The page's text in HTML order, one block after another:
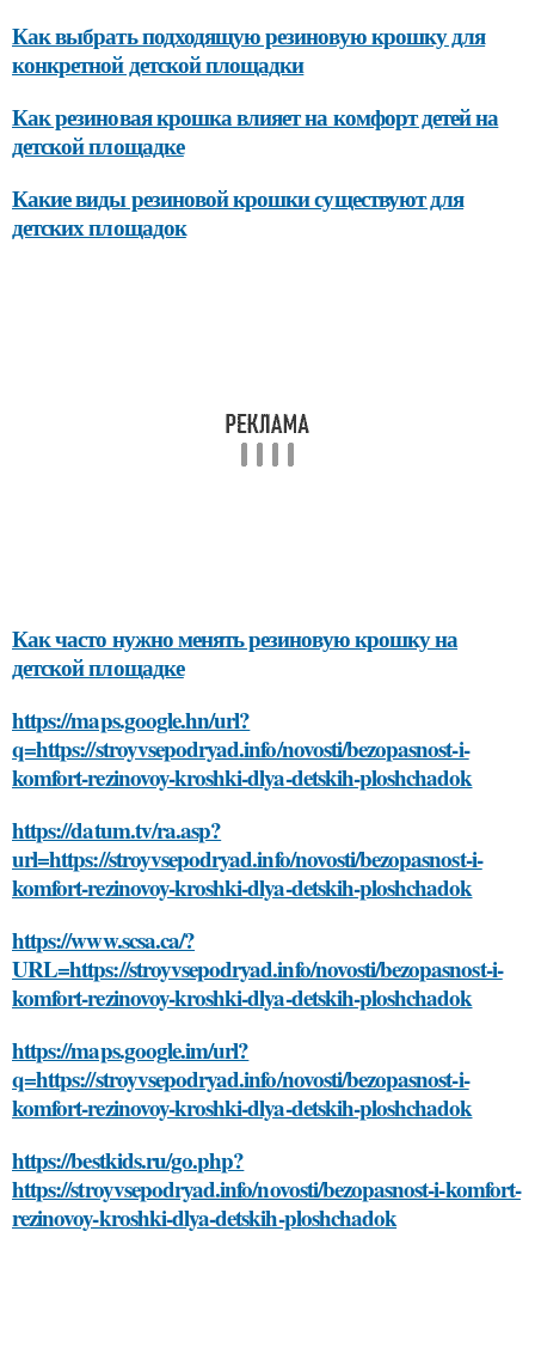
Как выбрать подходящую резиновую крошку для
конкретной детской площадки
Как резиновая крошка влияет на комфорт детей на
детской площадке
Какие виды резиновой крошки существуют для
детских площадок
Как часто нужно менять резиновую крошку на
детской площадке
https://maps.google.hn/url?
q=https://stroyvsepodryad.info/novosti/bezopasnost-i-
komfort-rezinovoy-kroshki-dlya-detskih-ploshchadok
https://datum.tv/ra.asp?
url=https://stroyvsepodryad.info/novosti/bezopasnost-i-
komfort-rezinovoy-kroshki-dlya-detskih-ploshchadok
https://www.scsa.ca/?
URL=https://stroyvsepodryad.info/novosti/bezopasnost-i-
komfort-rezinovoy-kroshki-dlya-detskih-ploshchadok
https://maps.google.im/url?
q=https://stroyvsepodryad.info/novosti/bezopasnost-i-
komfort-rezinovoy-kroshki-dlya-detskih-ploshchadok
https://bestkids.ru/go.php?
https://stroyvsepodryad.info/novosti/bezopasnost-i-komfort-
rezinovoy-kroshki-dlya-detskih-ploshchadok